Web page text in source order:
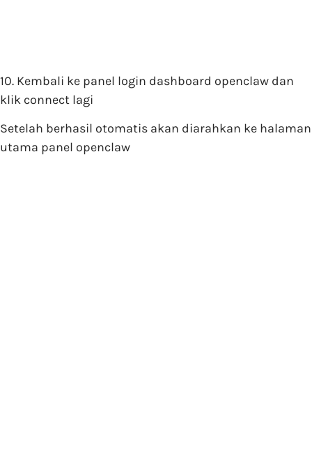
10. Kembali ke panel login dashboard openclaw dan
klik connect lagi
Setelah berhasil otomatis akan diarahkan ke halaman
utama panel openclaw